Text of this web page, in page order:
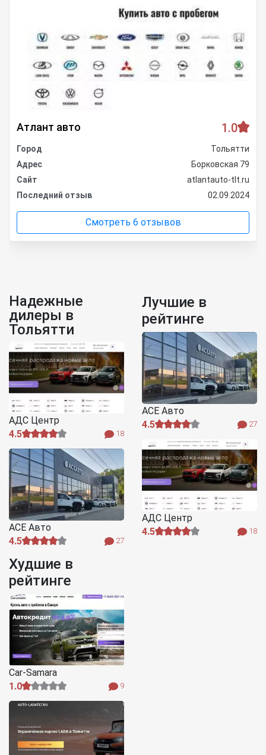
Атлант авто 1.0
Город
Тольятти
Адрес
Борковская 79
Сайт
atlantauto-tlt.ru
Последний отзыв
02.09.2024
Смотреть 6 отзывов
Надежные
дилеры в
Тольятти
АДС Центр
4.5
18
АСЕ Авто
4.5
27
Лучшие в
рейтинге
АСЕ Авто
4.5
27
АДС Центр
4.5
18
Худшие в
рейтинге
Car-Samara
1.0
9